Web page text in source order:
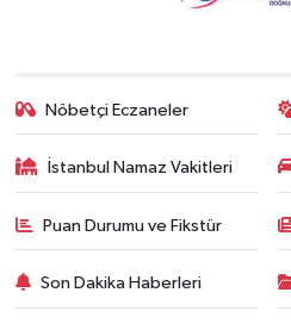
Nöbetçi Eczaneler
İstanbul Namaz Vakitleri
Puan Durumu ve Fikstür
Son Dakika Haberleri